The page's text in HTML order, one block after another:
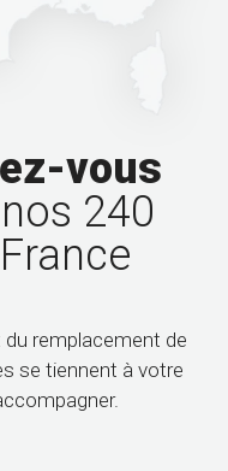
vous
240
remplacement de
se tiennent à votre